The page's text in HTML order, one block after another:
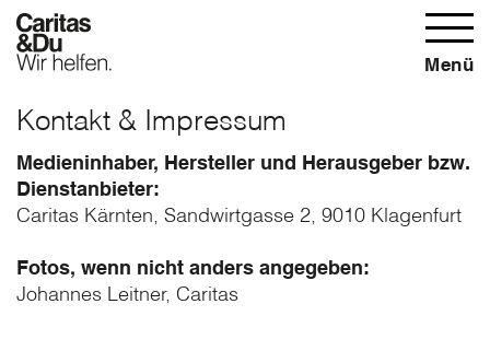
Menü
Kontakt & Impressum
Medieninhaber, Hersteller und Herausgeber bzw.
Dienstanbieter:
Caritas Kärnten, Sandwirtgasse 2, 9010 Klagenfurt
Fotos, wenn nicht anders angegeben:
Johannes Leitner, Caritas